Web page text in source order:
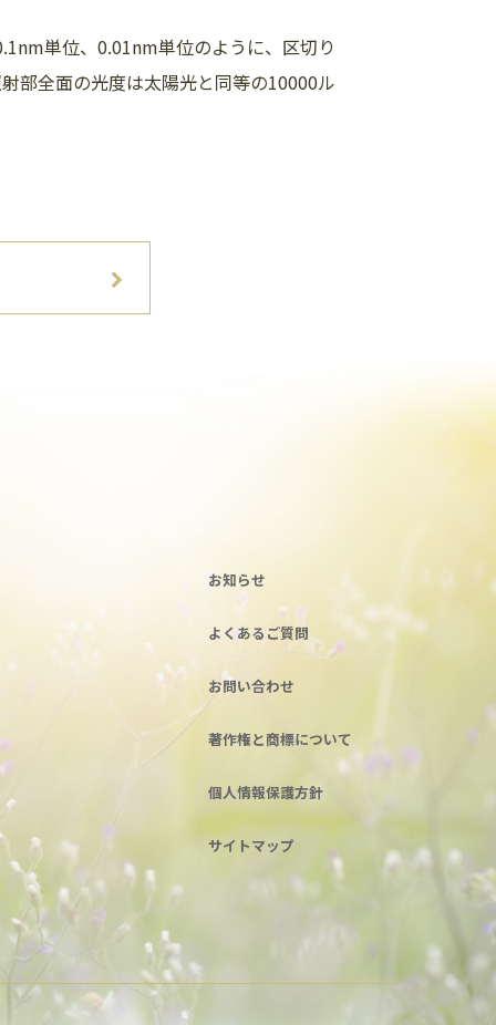
単位、0.01nm単位のように、区切り
部全面の光度は太陽光と同等の10000ル
お知らせ
よくあるご質問
お問い合わせ
著作権と商標について
個人情報保護方針
サイトマップ